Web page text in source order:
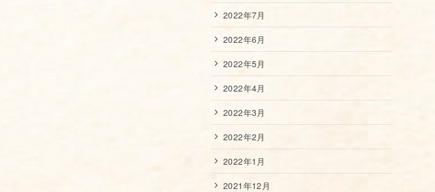
2022年7月
2022年6月
2022年5月
2022年4月
2022年3月
2022年2月
2022年1月
2021年12月